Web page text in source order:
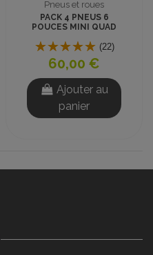
Pneus et roues
PACK 4 PNEUS 6
POUCES MINI QUAD
AIR
(22)
60,00 €
Ajouter au
panier